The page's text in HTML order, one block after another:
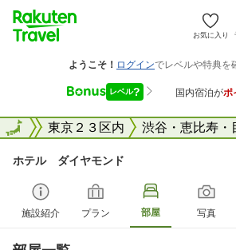
お気に入り
京都 東京２３区内 渋谷・恵比寿・
全国
ホテル ダイヤモンド
施設紹介 プラン 部屋 写真